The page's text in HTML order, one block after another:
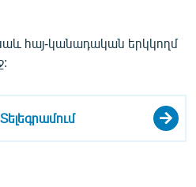
հայ-կանադական երկկողմ
Տելեգրամում